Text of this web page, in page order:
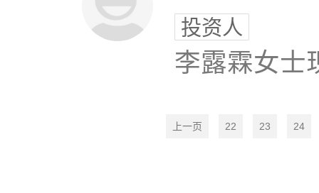
投资人
李露霖女士
上一页 22 23 24